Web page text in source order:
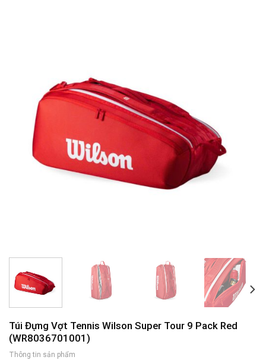
Túi Đựng Vợt Tennis Wilson Super Tour 9 Pack Red
(WR8036701001)
Thông tin sản phẩm